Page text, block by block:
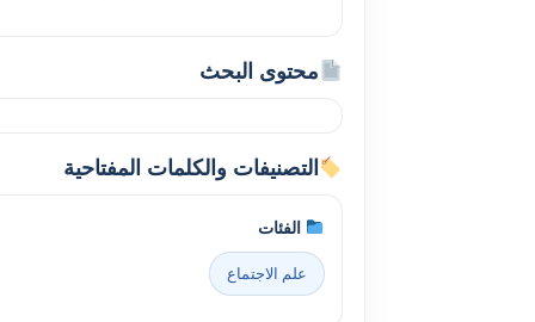
محتوى البحث
التصنيفات والكلمات المفتاحية
الفئات
علم الاجتماع